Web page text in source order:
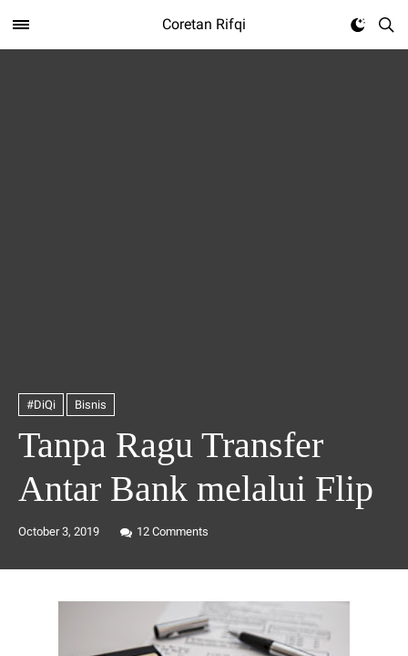
Coretan Rifqi
#DiQi Bisnis
Tanpa Ragu Transfer
Antar Bank melalui Flip
October 3, 2019 12 Comments